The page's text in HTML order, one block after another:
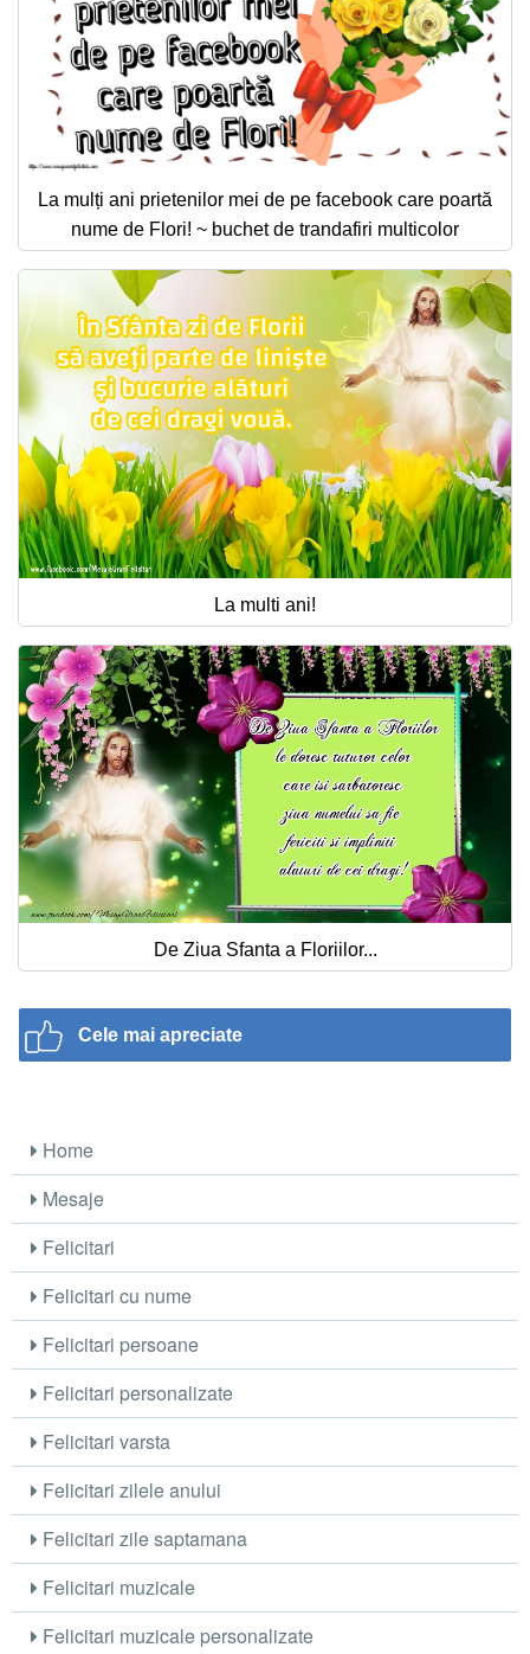
La mulți ani prietenilor mei de pe facebook care poartă
nume de Flori! ~ buchet de trandafiri multicolor
La multi ani!
De Ziua Sfanta a Floriilor...
Cele mai apreciate
Home
Mesaje
Felicitari
Felicitari cu nume
Felicitari persoane
Felicitari personalizate
Felicitari varsta
Felicitari zilele anului
Felicitari zile saptamana
Felicitari muzicale
Felicitari muzicale personalizate